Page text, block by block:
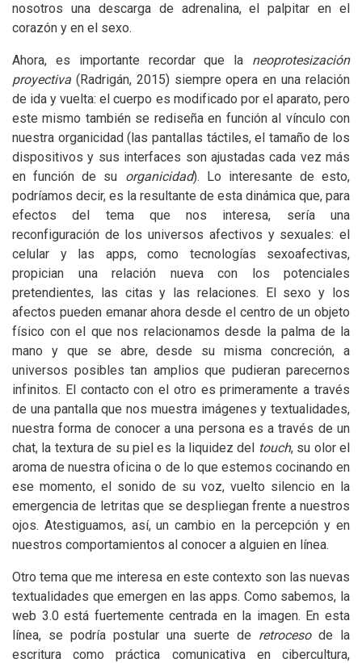
nosotros una descarga de adrenalina, el palpitar en el
corazón y en el sexo.
Ahora, es importante recordar que la neoprotesización
proyectiva (Radrigán, 2015) siempre opera en una relación
de ida y vuelta: el cuerpo es modificado por el aparato, pero
este mismo también se rediseña en función al vínculo con
nuestra organicidad (las pantallas táctiles, el tamaño de los
dispositivos y sus interfaces son ajustadas cada vez más
en función de su organicidad). Lo interesante de esto,
podríamos decir, es la resultante de esta dinámica que, para
efectos del tema que nos interesa, sería una
reconfiguración de los universos afectivos y sexuales: el
celular y las apps, como tecnologías sexoafectivas,
propician una relación nueva con los potenciales
pretendientes, las citas y las relaciones. El sexo y los
afectos pueden emanar ahora desde el centro de un objeto
físico con el que nos relacionamos desde la palma de la
mano y que se abre, desde su misma concreción, a
universos posibles tan amplios que pudieran parecernos
infinitos. El contacto con el otro es primeramente a través
de una pantalla que nos muestra imágenes y textualidades,
nuestra forma de conocer a una persona es a través de un
chat, la textura de su piel es la liquidez del touch, su olor el
aroma de nuestra oficina o de lo que estemos cocinando en
ese momento, el sonido de su voz, vuelto silencio en la
emergencia de letritas que se despliegan frente a nuestros
ojos. Atestiguamos, así, un cambio en la percepción y en
nuestros comportamientos al conocer a alguien en línea.
Otro tema que me interesa en este contexto son las nuevas
textualidades que emergen en las apps. Como sabemos, la
web 3.0 está fuertemente centrada en la imagen. En esta
línea, se podría postular una suerte de retrocesode la
escritura como práctica comunicativa en cibercultura,